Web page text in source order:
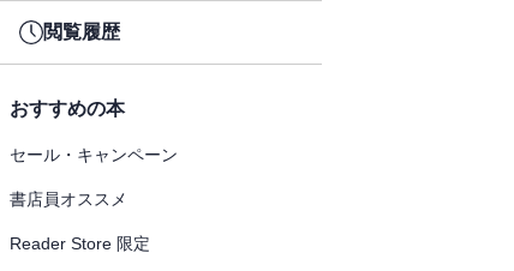
閲覧履歴
おすすめの本
セール・キャンペーン
書店員オススメ
Reader Store 限定